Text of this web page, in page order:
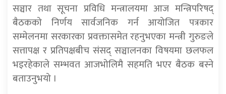
सञ्चार तथा सूचना प्रविधि मन्त्रालयमा आज मन्त्रिपरिषद्
बैठकको निर्णय सार्वजनिक गर्न आयोजित पत्रकार
सम्मेलनमा सरकारका प्रवक्तासमेत रहनुभएका मन्त्री गुरुङले
सत्तापक्ष र प्रतिपक्षबीच संसद् सञ्चालनका विषयमा छलफल
भइरहेकाले सम्भवत आजभोलिमै सहमति भएर बैठक बस्ने
बताउनुभयो ।